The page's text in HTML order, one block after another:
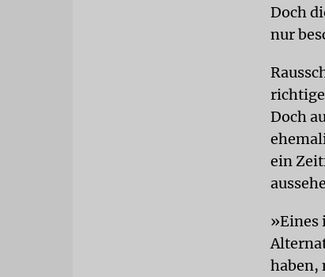
Doch
nur
Doch
ein
»Eines
haben,